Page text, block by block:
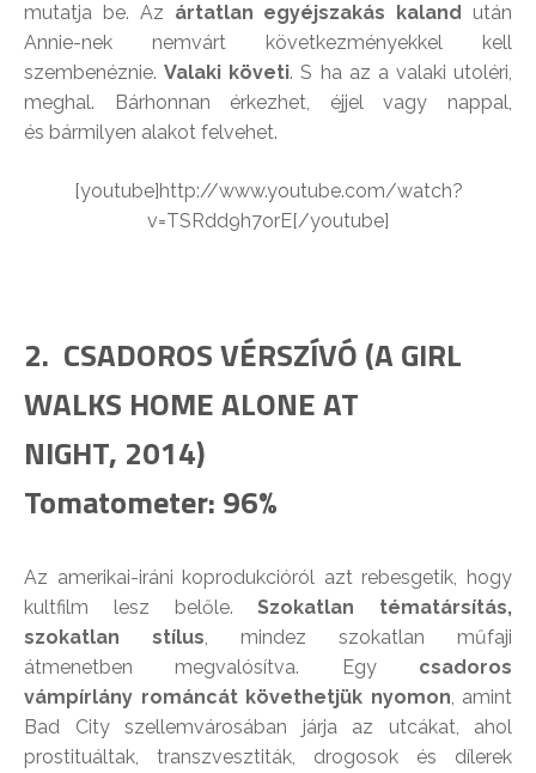
mutatja be. Az ártatlan egyéjszakás kaland
után
Annie-nek nemvárt következményekkel kell
szembenéznie.Valaki követi. S ha az a valaki utoléri,
meghal. Bárhonnan érkezhet, éjjel vagy nappal,
és bármilyen alakot felvehet.
[youtube]http://www.youtube.com/watch?
v=TSRdd9h7orE[/youtube]
2. CSADOROS VÉRSZÍVÓ (A GIRL
WALKS HOME ALONE AT
NIGHT, 2014)
Tomatometer: 96%
Az amerikai-iráni koprodukcióról azt rebesgetik, hogy
kultfilm lesz belőle.Szokatlan tématársítás,
szokatlan stílus, mindez szokatlan műfaji
átmenetben megvalósítva. Egy csadoros
vámpírlány románcát követhetjük nyomon, amint
Bad City szellemvárosában járja az utcákat, ahol
prostituáltak, transzvesztiták, drogosok és dílerek